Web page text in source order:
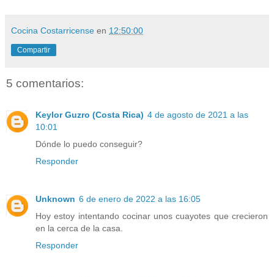
Cocina Costarricense en 12:50:00
Compartir
5 comentarios:
Keylor Guzro (Costa Rica) 4 de agosto de 2021 a las
10:01
Dónde lo puedo conseguir?
Responder
Unknown 6 de enero de 2022 a las 16:05
Hoy estoy intentando cocinar unos cuayotes que crecieron
en la cerca de la casa.
Responder